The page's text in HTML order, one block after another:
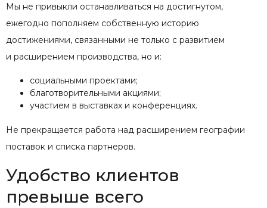
Мы не привыкли останавливаться на достигнутом,
ежегодно пополняем собственную историю
достижениями, связанными не только с развитием
и расширением производства, но и:
социальными проектами;
благотворительными акциями;
участием в выставках и конференциях.
Не прекращается работа над расширением географии
поставок и списка партнеров.
Удобство клиентов
превыше всего